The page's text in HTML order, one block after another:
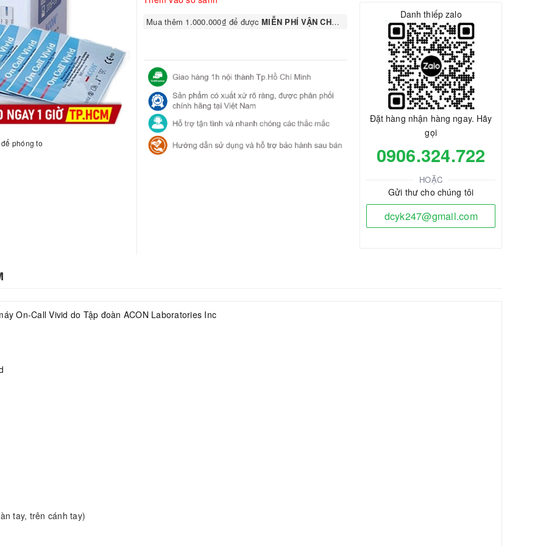
phóng to
Mua thêm 1.000.000₫ để được MIỄN PHÍ VẬN CHUYỂN
Danh thiếp zalo
Đặt hàng nhận hàng ngay. Hãy
gọi
0906.324.722
HOẶC
Gửi thư cho chúng tôi
dcyk247@gmail.com
On-Call Vivid do Tập đoàn ACON Laboratories Inc
tay, trên cánh tay)